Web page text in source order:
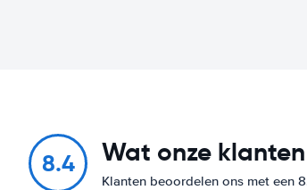
8.4 Wat onze
Klanten beoordelen ons met een